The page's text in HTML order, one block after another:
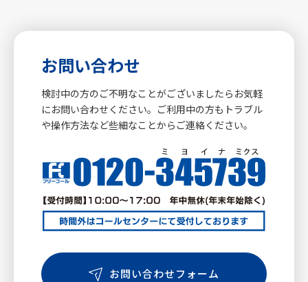
お問い合わせ
検討中の方のご不明なことがございましたらお気軽
にお問い合わせください。ご利用中の方もトラブル
や操作方法など些細なことからご連絡ください。
お問い合わせフォーム